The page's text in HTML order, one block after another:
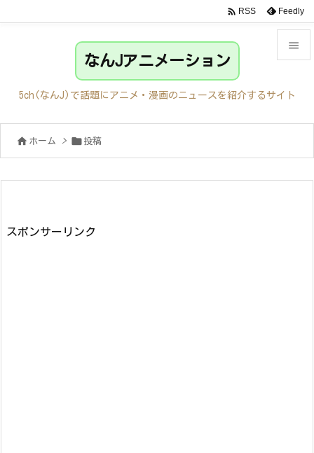

サイド
前へ

 RSS Feedly
なんJアニメーション
5ch(なんJ)で話題にアニメ・漫画のニュースを紹介するサイト
 ホーム >  投稿
スポンサーリンク